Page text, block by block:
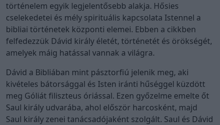
történelem egyik legjelentősebb alakja. Hősies
cselekedetei és mély spirituális kapcsolata Istennel a
bibliai történetek központi elemei. Ebben a cikkben
felfedezzük Dávid király életét, történetét és örökségét,
amelyek máig hatással vannak a világra.
Dávid a Bibliában mint pásztorfiú jelenik meg, aki
kivételes bátorsággal és Isten iránti hűséggel küzdött
meg Góliát filiszteus óriással. Ezen győzelme emelte őt
Saul király udvarába, ahol először harcosként, majd
Saul király zenei tanácsadójaként szolgált. Saul és Dávid